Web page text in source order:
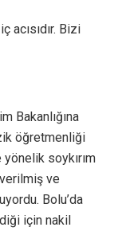
acısıdır. Bizi
Bakanlığına
öğretmenliği
yönelik soykırım
ve
Bolu’da
için nakil